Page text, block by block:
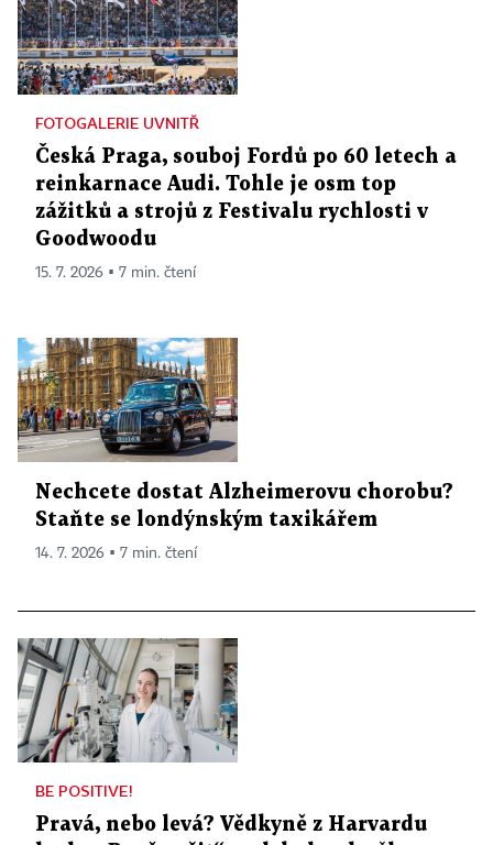
FOTOGALERIE UVNITŘ
Česká Praga, souboj Fordů po 60 letech a
reinkarnace Audi. Tohle je osm top
zážitků a strojů z Festivalu rychlosti v
Goodwoodu
15. 7. 2026 ▪ 7 min. čtení
Nechcete dostat Alzheimerovu chorobu?
Staňte se londýnským taxikářem
14. 7. 2026 ▪ 7 min. čtení
BE POSITIVE!
Pravá, nebo levá? Vědkyně z Harvardu